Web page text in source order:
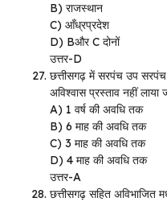
B) राजस्थान
C) आँध्रप्रदेश
D) Bऔर C दोनों
उत्तर-D
छत्तीसगढ़ में सरपंच उप
अविश्वास प्रस्ताव नहीं
A) 1 वर्ष की अवधि तक
B) 6 माह की अवधि तक
C) 3 माह की अवधि तक
D) 4 माह की अवधि तक
उत्तर-A
छत्तीसगढ़ सहित अविभाजित